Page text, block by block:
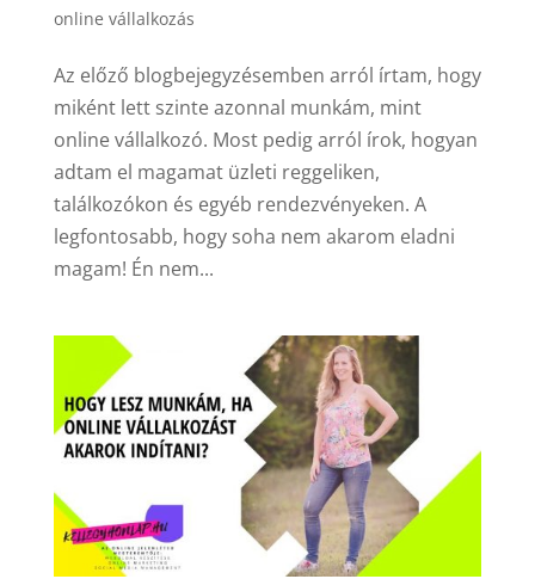
online vállalkozás
Az előző blogbejegyzésemben arról írtam, hogy
miként lett szinte azonnal munkám, mint
online vállalkozó. Most pedig arról írok, hogyan
adtam el magamat üzleti reggeliken,
találkozókon és egyéb rendezvényeken. A
legfontosabb, hogy soha nem akarom eladni
magam! Én nem...